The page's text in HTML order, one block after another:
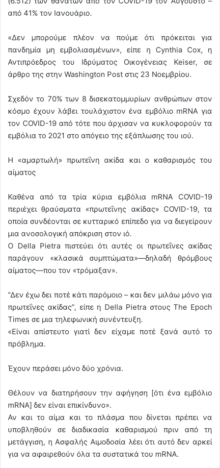
από 41% τον Ιανουάριο.
«Δεν μπορούμε πλέον να πούμε ότι πρόκειται για
πανδημία μη εμβολιασμένων», είπε η Cynthia Cox, η
Αντιπρόεδρος του Ιδρύματος Οικογένειας Keiser, σε
άρθρο της στην Washington Post στις 23 Νοεμβρίου.
Σχεδόν το 70% των 8 δισεκατομμυρίων ανθρώπων στον
κόσμο έχουν λάβει τουλάχιστον ένα εμβόλιο mRNA για
τον COVID-19 από τότε που άρχισαν να κυκλοφορούν τα
εμβόλια το 2021 στο απόγειο της εξάπλωσης του ιού.
Η «αμαρτωλή» πρωτεΐνη ακίδα και ο καθαρισμός του
αίματος
Καθένα από τα τρία κύρια εμβόλια mRNA COVID-19
περιέχει θραύσματα «πρωτεΐνης ακίδας» COVID-19, τα
οποία συνδέονται σε κυτταρικό επίπεδο για να διεγείρουν
μια ανοσολογική απόκριση στον ιό.
Ο Della Pietra πιστεύει ότι αυτές οι πρωτεΐνες ακίδας
παράγουν «κλασικά συμπτώματα»—δηλαδή θρόμβους
αίματος—που τον «τρόμαξαν».
“Δεν έχω δει ποτέ κάτι παρόμοιο – και δεν μιλάω μόνο για
πρωτεΐνες ακίδας”, είπε η Della Pietra στους The Epoch
Times σε μια τηλεφωνική συνέντευξη.
«Είναι απίστευτο γιατί δεν είχαμε ποτέ ξανά αυτό το
πρόβλημα.
Έχουν περάσει μόνο δύο χρόνια.
Θέλουν να διατηρήσουν την αφήγηση [ότι ένα εμβόλιο
mRNA] δεν είναι επικίνδυνο».
Αν και το αίμα και το πλάσμα που δίνεται πρέπει να
υποβληθούν σε διαδικασία καθαρισμού πριν από τη
μετάγγιση, η Ασφαλής Αιμοδοσία λέει ότι αυτό δεν αρκεί
για να αφαιρεθούν όλα τα συστατικά του mRNA.